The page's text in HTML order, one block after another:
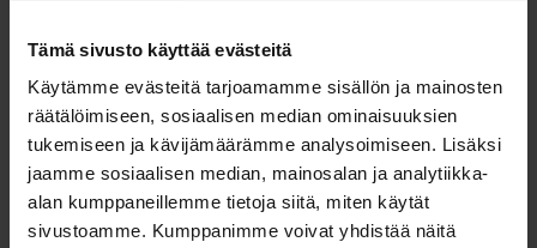
Tämä sivusto käyttää evästeitä
Käytämme evästeitä tarjoamamme sisällön ja mainosten
räätälöimiseen, sosiaalisen median ominaisuuksien
tukemiseen ja kävijämäärämme analysoimiseen. Lisäksi
jaamme sosiaalisen median, mainosalan ja analytiikka-
alan kumppaneillemme tietoja siitä, miten käytät
sivustoamme. Kumppanimme voivat yhdistää näitä